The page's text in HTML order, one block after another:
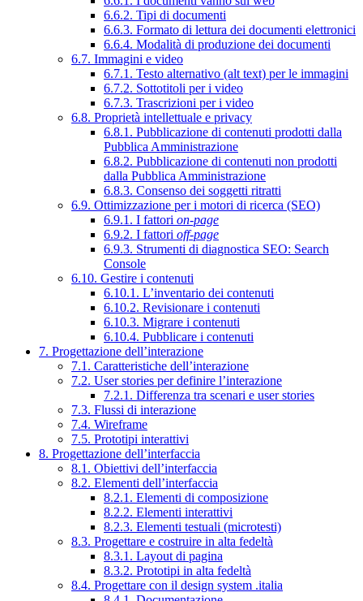
6.6.2. Tipi di documenti
6.6.3. Formato di lettura dei documenti elettronici
6.6.4. Modalità di produzione dei documenti
6.7. Immagini e video
6.7.1. Testo alternativo (alt text) per le immagini
6.7.2. Sottotitoli per i video
6.7.3. Trascrizioni per i video
6.8. Proprietà intellettuale e privacy
6.8.1. Pubblicazione di contenuti prodotti dalla
Pubblica Amministrazione
6.8.2. Pubblicazione di contenuti non prodotti
dalla Pubblica Amministrazione
6.8.3. Consenso dei soggetti ritratti
6.9. Ottimizzazione per i motori di ricerca (SEO)
6.9.1. I fattori on-page
6.9.2. I fattori off-page
6.9.3. Strumenti di diagnostica SEO: Search
Console
6.10. Gestire i contenuti
6.10.1. L’inventario dei contenuti
6.10.2. Revisionare i contenuti
6.10.3. Migrare i contenuti
6.10.4. Pubblicare i contenuti
7. Progettazione dell’interazione
7.1. Caratteristiche dell’interazione
7.2. User stories per definire l’interazione
7.2.1. Differenza tra scenari e user stories
7.3. Flussi di interazione
7.4. Wireframe
7.5. Prototipi interattivi
8. Progettazione dell’interfaccia
8.1. Obiettivi dell’interfaccia
8.2. Elementi dell’interfaccia
8.2.1. Elementi di composizione
8.2.2. Elementi interattivi
8.2.3. Elementi testuali (microtesti)
8.3. Progettare e costruire in alta fedeltà
8.3.1. Layout di pagina
8.3.2. Prototipi in alta fedeltà
8.4. Progettare con il design system .italia